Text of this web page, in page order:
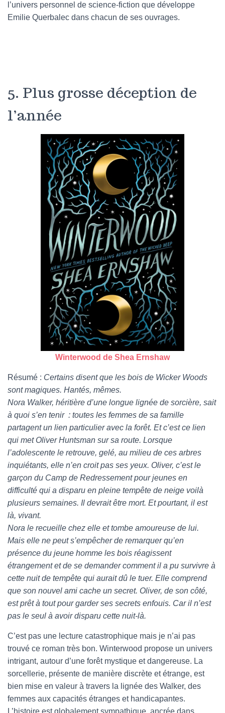
l’univers personnel de science-fiction que développe
Emilie Querbalec dans chacun de ses ouvrages.
5. Plus grosse déception de
l’année
Winterwood de Shea Ernshaw
Résumé : Certains disent que les bois de Wicker Woods
sont magiques. Hantés, mêmes.
Nora Walker, héritière d’une longue lignée de sorcière, sait
à quoi s’en tenir : toutes les femmes de sa famille
partagent un lien particulier avec la forêt. Et c’est ce lien
qui met Oliver Huntsman sur sa route. Lorsque
l’adolescente le retrouve, gelé, au milieu de ces arbres
inquiétants, elle n’en croit pas ses yeux. Oliver, c’est le
garçon du Camp de Redressement pour jeunes en
difficulté qui a disparu en pleine tempête de neige voilà
plusieurs semaines. Il devrait être mort. Et pourtant, il est
là, vivant.
Nora le recueille chez elle et tombe amoureuse de lui.
Mais elle ne peut s’empêcher de remarquer qu’en
présence du jeune homme les bois réagissent
étrangement et de se demander comment il a pu survivre à
cette nuit de tempête qui aurait dû le tuer. Elle comprend
que son nouvel ami cache un secret. Oliver, de son côté,
est prêt à tout pour garder ses secrets enfouis. Car il n’est
pas le seul à avoir disparu cette nuit-là.
C’est pas une lecture catastrophique mais je n’ai pas
trouvé ce roman très bon. Winterwood propose un univers
intrigant, autour d’une forêt mystique et dangereuse. La
sorcellerie, présente de manière discrète et étrange, est
bien mise en valeur à travers la lignée des Walker, des
femmes aux capacités étranges et handicapantes.
L’histoire est globalement sympathique, ancrée dans